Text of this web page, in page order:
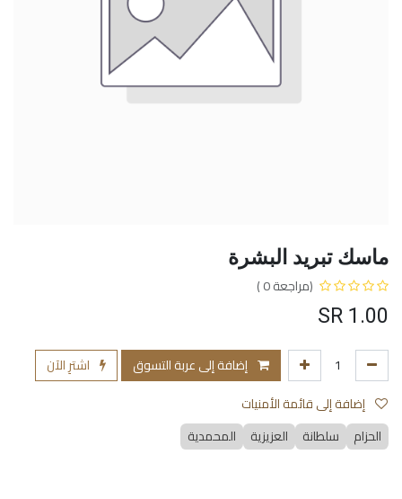
ماسك تبريد البشرة
(مراجعة 0 )
1.00
إضافة إلى عربة التسوق
اشترِ الآن
الحزام
سلطانة العزيزية المحمدية